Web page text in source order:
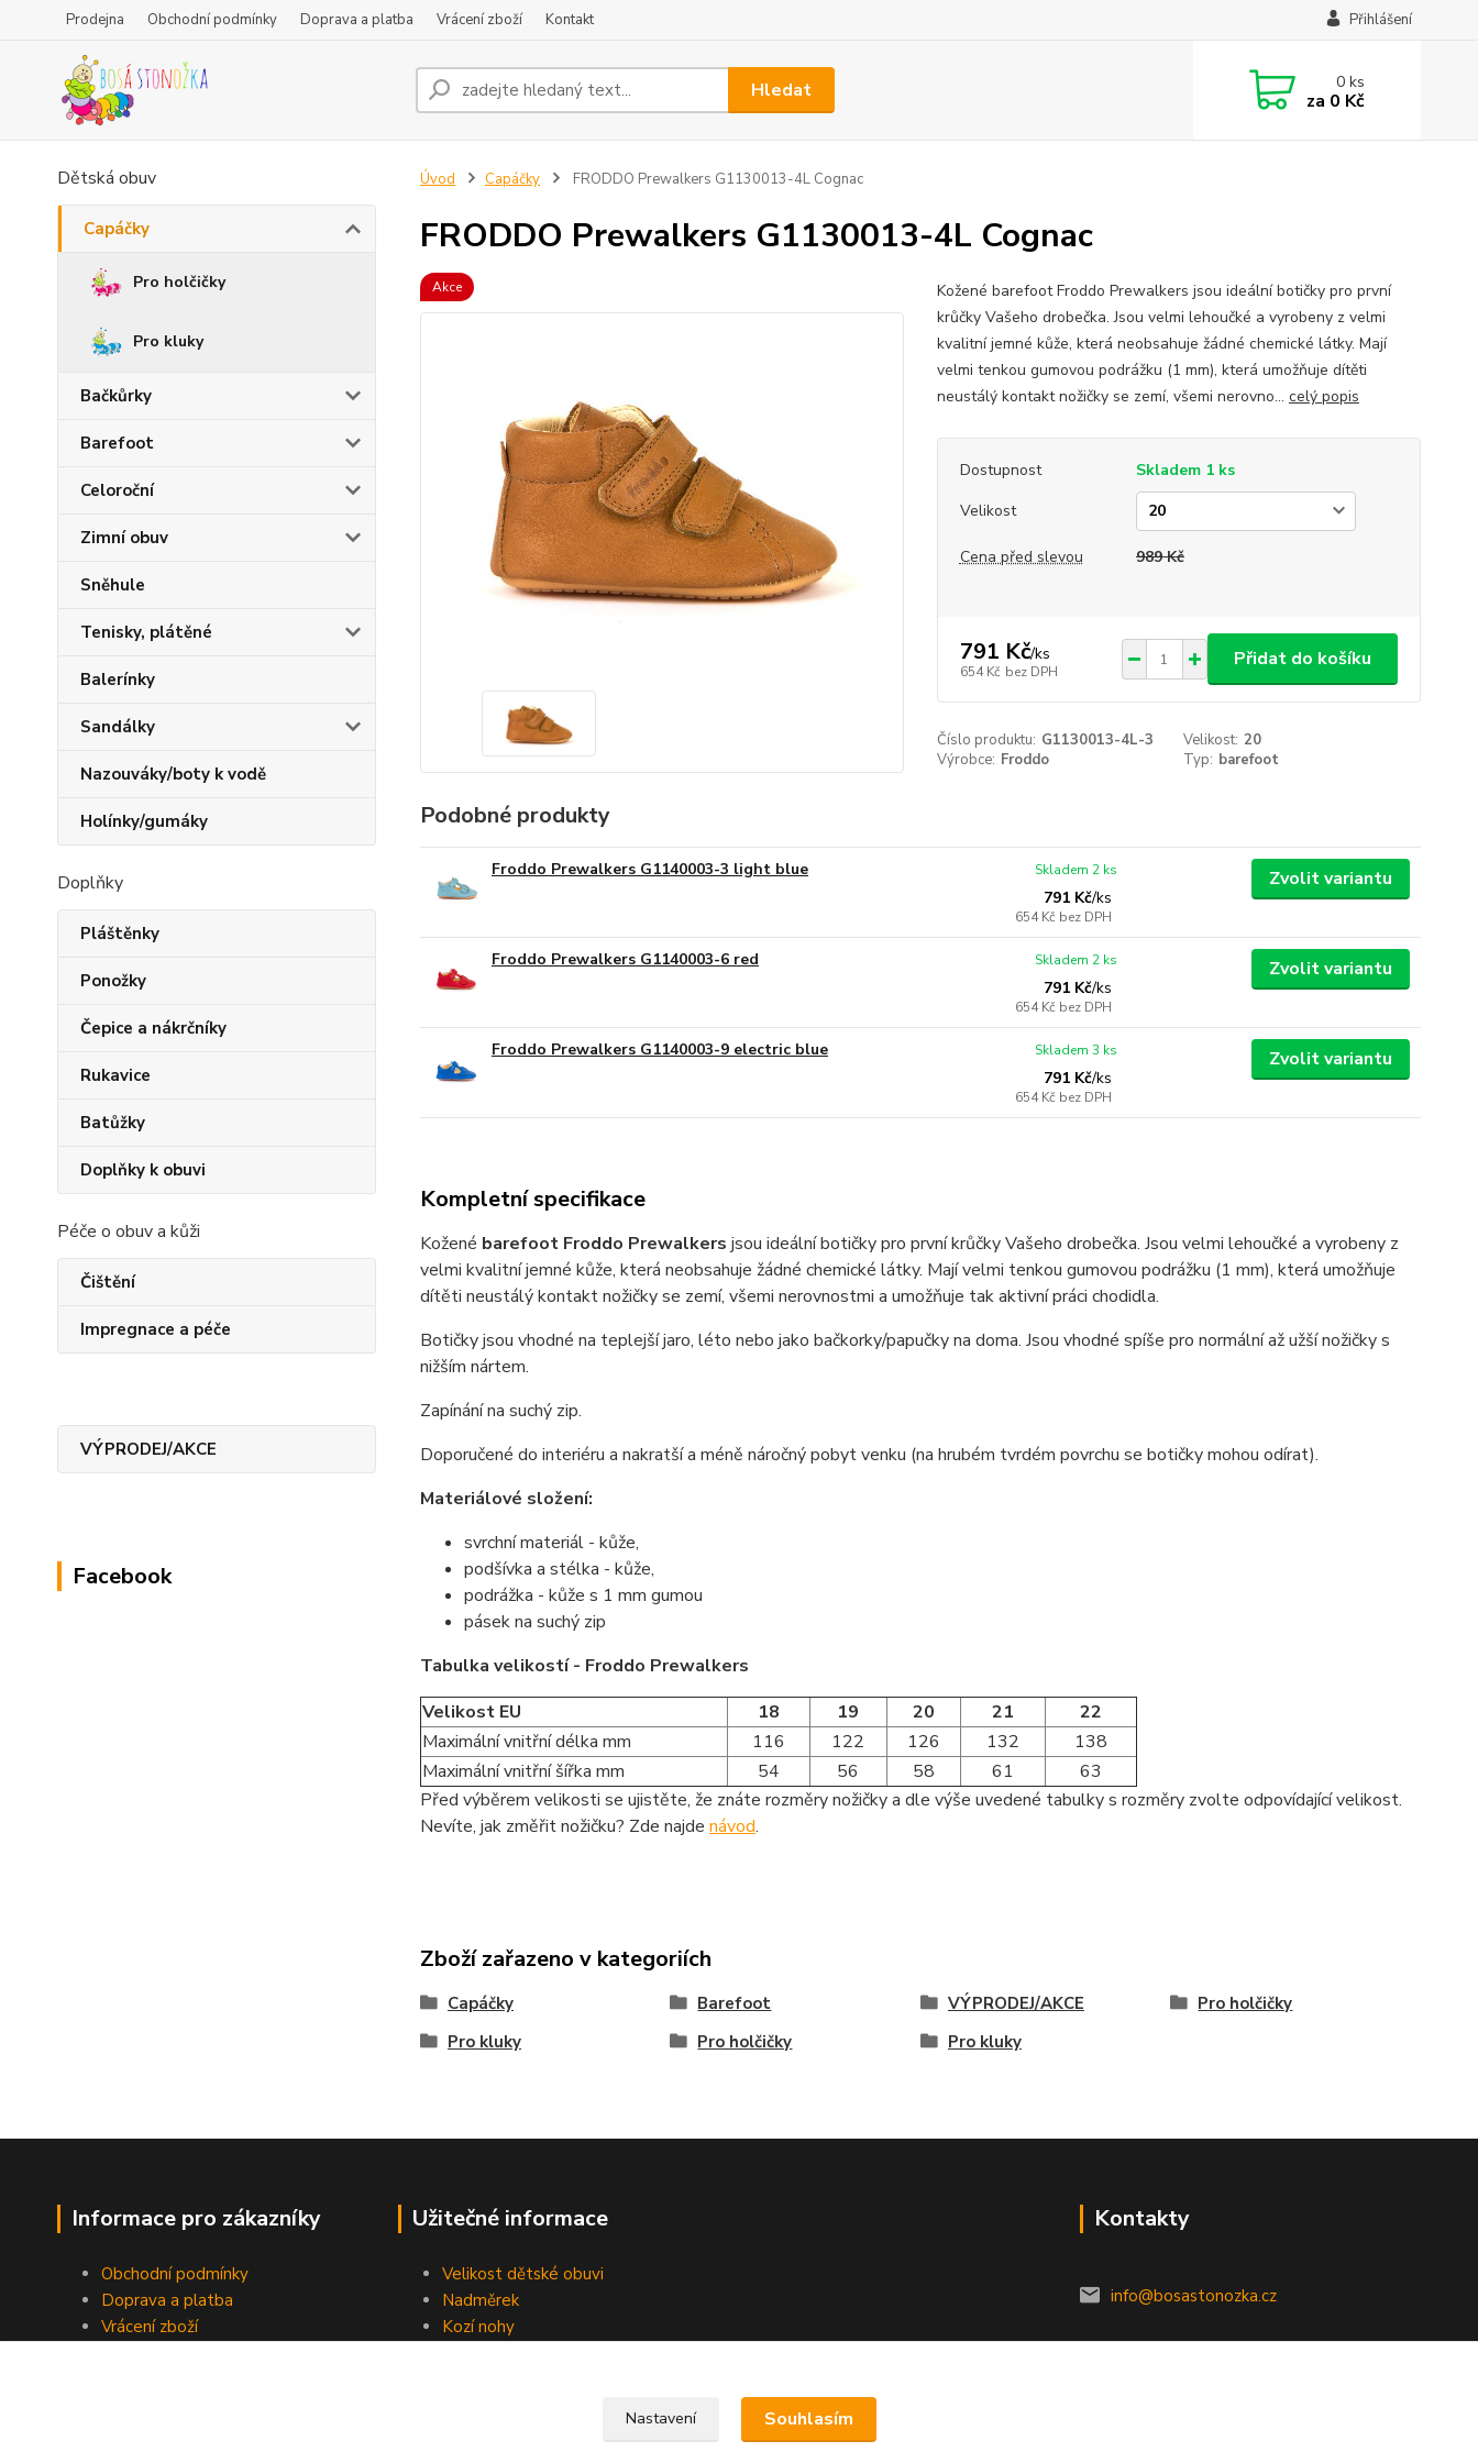
Prodejna Obchodní podmínky Doprava a platba Vrácení zboží Kontakt Přihlášení
Hledat 0ks
za 0 Kč
Dětská obuv
Capáčky
Pro holčičky
Pro kluky
Bačkůrky
Barefoot
Celoroční
Zimní obuv
Sněhule
Tenisky, plátěné
Balerínky
Sandálky
Nazouváky/boty k vodě
Holínky/gumáky
Doplňky
Pláštěnky
Ponožky
Čepice a nákrčníky
Rukavice
Batůžky
Doplňky k obuvi
Péče o obuv a kůži
Čištění
Impregnace a péče
VÝPRODEJ/AKCE
Facebook
Úvod Capáčky FRODDO Prewalkers G1130013-4L Cognac
FRODDO Prewalkers G1130013-4L Cognac
Akce
Kožené barefoot Froddo Prewalkers jsou ideální botičky pro první
krůčky Vašeho drobečka. Jsou velmi lehoučké a vyrobeny z velmi
kvalitní jemné kůže, která neobsahuje žádné chemické látky. Mají
velmi tenkou gumovou podrážku (1 mm), která umožňuje dítěti
neustálý kontakt nožičky se zemí, všemi nerovno... celý popis
Dostupnost
Skladem 1 ks
Velikost
Cena před slevou 989 Kč
791 Kč/ks
654 Kč bez DPH
Přidat do košíku
Číslo produktu: G1130013-4L-3 Velikost: 20
Výrobce: Froddo Typ: barefoot
Podobné produkty
Froddo Prewalkers G1140003-3 light blue
791 Kč/ks
654 Kč bez DPH
Skladem 2 ks Zvolit variantu
Froddo Prewalkers G1140003-6 red
791 Kč/ks
654 Kč bez DPH
Skladem 2 ks Zvolit variantu
Froddo Prewalkers G1140003-9 electric blue
791 Kč/ks
654 Kč bez DPH
Skladem 3 ks Zvolit variantu
Kompletní specifikace
Kožené barefoot Froddo Prewalkers jsou ideální botičky pro první krůčky Vašeho drobečka. Jsou velmi lehoučké a vyrobeny z
velmi kvalitní jemné kůže, která neobsahuje žádné chemické látky. Mají velmi tenkou gumovou podrážku (1 mm), která umožňuje
dítěti neustálý kontakt nožičky se zemí, všemi nerovnostmi a umožňuje tak aktivní práci chodidla.
Botičky jsou vhodné na teplejší jaro, léto nebo jako bačkorky/papučky na doma. Jsou vhodné spíše pro normální až užší nožičky s
nižším nártem.
Zapínání na suchý zip.
Doporučené do interiéru a nakratší a méně náročný pobyt venku (na hrubém tvrdém povrchu se botičky mohou odírat).
Materiálové složení:
svrchní materiál - kůže,
podšívka a stélka - kůže,
podrážka - kůže s 1 mm gumou
pásek na suchý zip
Tabulka velikostí - Froddo Prewalkers
Velikost EU
18 19 20 21
22
Maximální vnitřní délka mm
116 122 126 132
138
Maximální vnitřní šířka mm
54 56 58 61
63
Před výběrem velikosti se ujistěte, že znáte rozměry nožičky a dle výše uvedené tabulky s rozměry zvolte odpovídající velikost.
Nevíte, jak změřit nožičku? Zde najde návod.
Zboží zařazeno v kategoriích
Capáčky Barefoot VÝPRODEJ/AKCE
Pro holčičky
Pro kluky
Pro holčičky Pro kluky
Informace pro zákazníky
Obchodní podmínky
Doprava a platba
Vrácení zboží
Užitečné informace
Velikost dětské obuvi
Nadměrek
Kozí nohy
Kontakty
info@bosastonozka.cz
Nastavení Souhlasím